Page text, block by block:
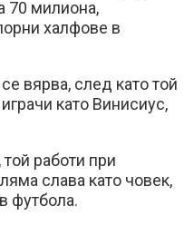
70 милиона,
халфове в
вярва, след като той
като Винисиус,
работи при
слава като човек,
футбола.